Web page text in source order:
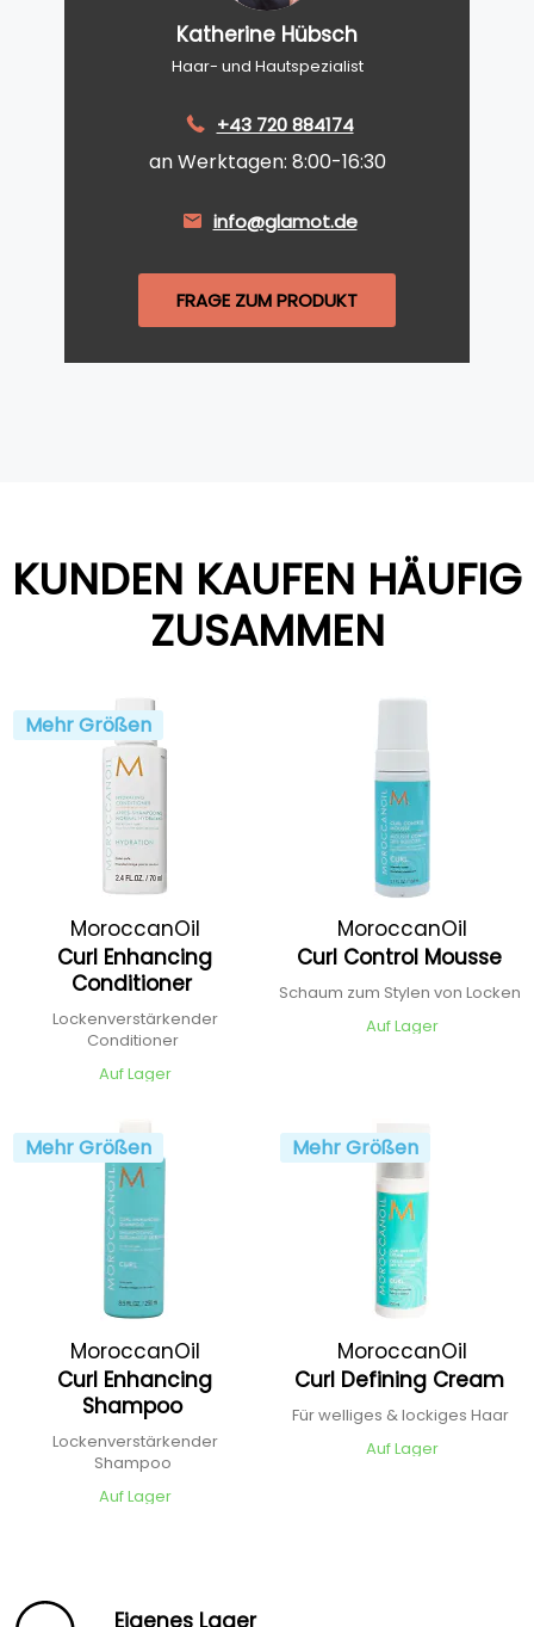
Katherine Hübsch
Haar- und Hautspezialist
+43 720 884174
an Werktagen: 8:00-16:30
info@glamot.de
FRAGE ZUM PRODUKT
KUNDEN KAUFEN HÄUFIG
ZUSAMMEN
Mehr Größen
MoroccanOil
Curl Enhancing
Conditioner
Lockenverstärkender
Conditioner
Auf Lager
MoroccanOil
Curl Control Mousse
Schaum zum Stylen von Locken
Auf Lager
Mehr Größen
MoroccanOil
Curl Enhancing
Shampoo
Lockenverstärkender
Shampoo
Auf Lager
Mehr Größen
MoroccanOil
Curl Defining Cream
Für welliges & lockiges Haar
Auf Lager